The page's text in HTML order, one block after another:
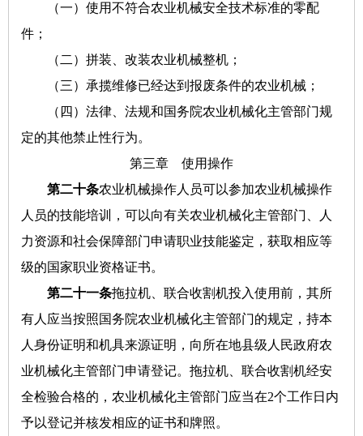
（一）使用不符合农业机械安全技术标准的零配
件；
（二）拼装、改装农业机械整机；
（三）承揽维修已经达到报废条件的农业机械；
（四）法律、法规和国务院农业机械化主管部门规
定的其他禁止性行为。
第三章 使用操作
第二十条农业机械操作人员可以参加农业机械操作
人员的技能培训，可以向有关农业机械化主管部门、人
力资源和社会保障部门申请职业技能鉴定，获取相应等
级的国家职业资格证书。
第二十一条拖拉机、联合收割机投入使用前，其所
有人应当按照国务院农业机械化主管部门的规定，持本
人身份证明和机具来源证明，向所在地县级人民政府农
业机械化主管部门申请登记。拖拉机、联合收割机经安
全检验合格的，农业机械化主管部门应当在2个工作日内
予以登记并核发相应的证书和牌照。